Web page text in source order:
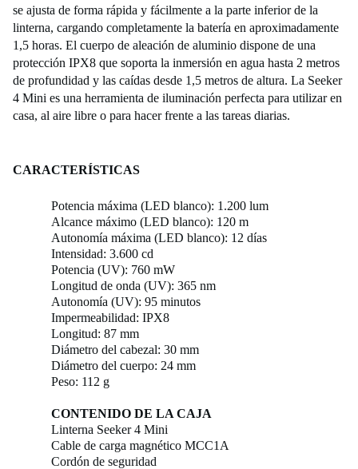
se ajusta de forma rápida y fácilmente a la parte inferior de la
linterna, cargando completamente la batería en aproximadamente
1,5 horas. El cuerpo de aleación de aluminio dispone de una
protección IPX8 que soporta la inmersión en agua hasta 2 metros
de profundidad y las caídas desde 1,5 metros de altura. La Seeker
4 Mini es una herramienta de iluminación perfecta para utilizar en
casa, al aire libre o para hacer frente a las tareas diarias.
CARACTERÍSTICAS
Potencia máxima (LED blanco): 1.200 lum
Alcance máximo (LED blanco): 120 m
Autonomía máxima (LED blanco): 12 días
Intensidad: 3.600 cd
Potencia (UV): 760 mW
Longitud de onda (UV): 365 nm
Autonomía (UV): 95 minutos
Impermeabilidad: IPX8
Longitud: 87 mm
Diámetro del cabezal: 30 mm
Diámetro del cuerpo: 24 mm
Peso: 112 g
CONTENIDO DE LA CAJA
Linterna Seeker 4 Mini
Cable de carga magnético MCC1A
Cordón de seguridad